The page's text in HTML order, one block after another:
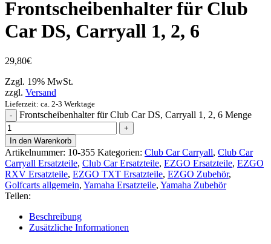
Frontscheibenhalter für Club
Car DS, Carryall 1, 2, 6
29,80€
Zzgl. 19% MwSt.
zzgl. Versand
Lieferzeit: ca. 2-3 Werktage
Frontscheibenhalter für Club Car DS, Carryall 1, 2, 6 Menge
In den Warenkorb
Artikelnummer: 10-355 Kategorien: Club Car Carryall, Club Car
Carryall Ersatzteile, Club Car Ersatzteile, EZGO Ersatzteile, EZGO
RXV Ersatzteile, EZGO TXT Ersatzteile, EZGO Zubehör,
Golfcarts allgemein, Yamaha Ersatzteile, Yamaha Zubehör
Teilen:
Beschreibung
Zusätzliche Informationen